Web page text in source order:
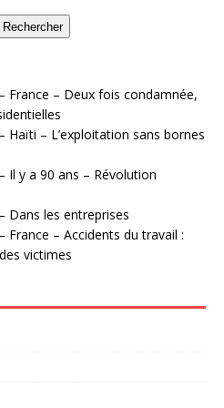
Rechercher
France – Deux fois condamnée,
Haïti – L’exploitation sans bornes
Il y a 90 ans – Révolution
Dans les entreprises
France – Accidents du travail :
victimes